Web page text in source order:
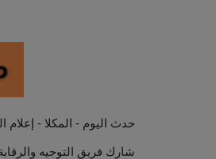
حدث اليوم - المكلا - إعلام
شارك فريق التوجيه